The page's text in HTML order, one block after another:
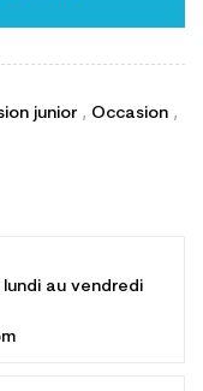
junior , Occasion ,
au vendredi